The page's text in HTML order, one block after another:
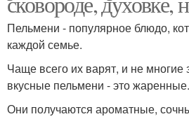
Пельмени - популярное блюдо,
каждой семье.
Чаще всего их варят, и не многие
вкусные пельмени - это жаренные.
Они получаются ароматные,